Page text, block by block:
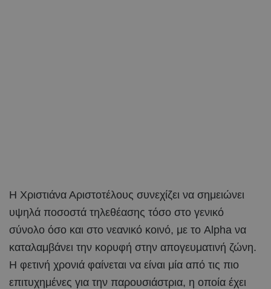
Η Χριστιάνα Αριστοτέλους συνεχίζει να σημειώνει
υψηλά ποσοστά τηλεθέασης τόσο στο γενικό
σύνολο όσο και στο νεανικό κοινό, με το Alpha να
καταλαμβάνει την κορυφή στην απογευματινή ζώνη.
Η φετινή χρονιά φαίνεται να είναι μία από τις πιο
επιτυχημένες για την παρουσιάστρια, η οποία έχει